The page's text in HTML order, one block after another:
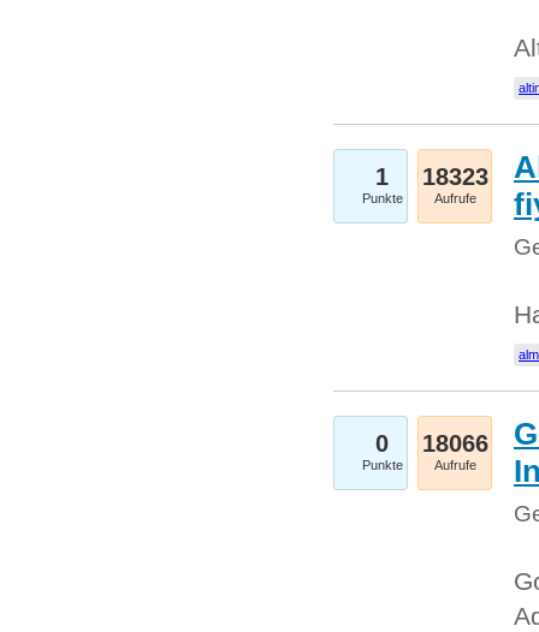
1
Punkte
18323
Aufrufe
0
Punkte
18066
Aufrufe